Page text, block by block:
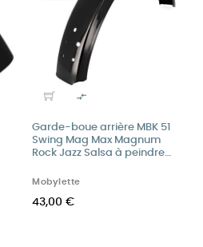

Garde-boue arrière MBK 51
Swing Mag Max Magnum
Rock Jazz Salsa à peindre
Mobylette
43,00 €